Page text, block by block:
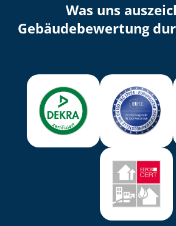
Was uns
Ge­bäu­de­be­wer­tung